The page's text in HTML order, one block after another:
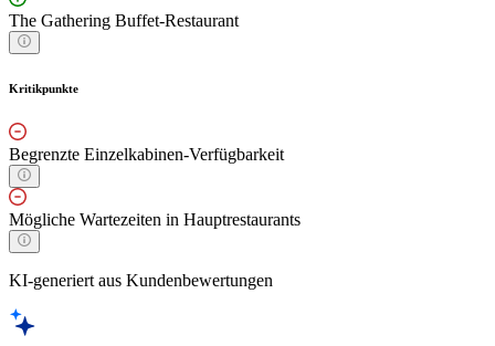
The Gathering Buffet-Restaurant
Kritikpunkte
Begrenzte Einzelkabinen-Verfügbarkeit
Mögliche Wartezeiten in Hauptrestaurants
KI-generiert aus Kundenbewertungen